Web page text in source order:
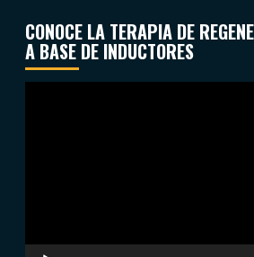
CONOCE LA TERAPIA DE
A BASE DE INDUCTORES